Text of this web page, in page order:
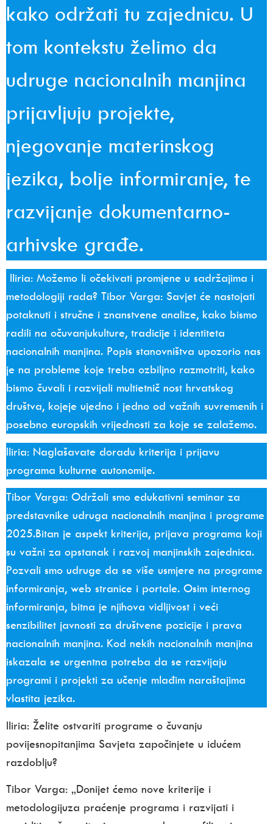
kako održati tu zajednicu. U
tom kontekstu želimo da
udruge nacionalnih manjina
prijavljuju projekte,
njegovanje materinskog
jezika, bolje informiranje, te
razvijanje dokumentarno-
arhivske građe.
Iliria: Možemo li očekivati promjene u sadržajima i
metodologiji rada? Tibor Varga: Savjet će nastojati
potaknuti i stručne i znanstvene analize, kako bismo
radili na očuvanjukulture, tradicije i identiteta
nacionalnih manjina. Popis stanovništva upozorio nas
je na probleme koje treba ozbiljno razmotriti, kako
bismo čuvali i razvijali multietnič nost hrvatskog
društva, kojeje ujedno i jedno od važnih suvremenih i
posebno europskih vrijednosti za koje se zalažemo.
Iliria: Naglašavate doradu kriterija i prijavu
programa kulturne autonomije.
Tibor Varga: Održali smo edukativni seminar za
predstavnike udruga nacionalnih manjina i programe
2025.Bitan je aspekt kriterija, prijava programa koji
su važni za opstanak i razvoj manjinskih zajednica.
Pozvali smo udruge da se više usmjere na programe
informiranja, web stranice i portale. Osim internog
informiranja, bitna je njihova vidljivost i veći
senzibilitet javnosti za društvene pozicije i prava
nacionalnih manjina. Kod nekih nacionalnih manjina
iskazala se urgentna potreba da se razvijaju
programi i projekti za učenje mlađim naraštajima
vlastita jezika.
Iliria: Želite ostvariti programe o čuvanju
povijesnopitanjima Savjeta započinjete u idućem
razdoblju?
Tibor Varga: „Donijet ćemo nove kriterije i
metodologijuza praćenje programa i razvijati i